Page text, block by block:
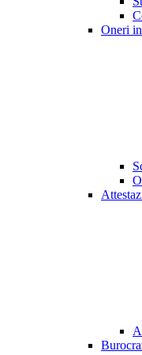
Oneri